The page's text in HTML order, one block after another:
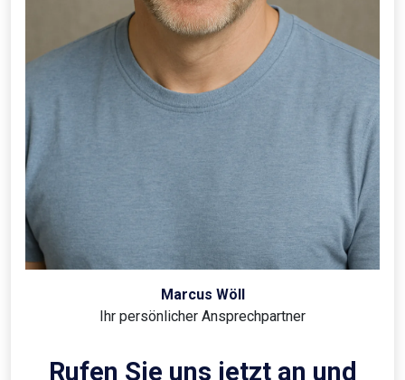
Marcus Wöll
Ihr persönlicher Ansprechpartner
Rufen Sie uns jetzt an und